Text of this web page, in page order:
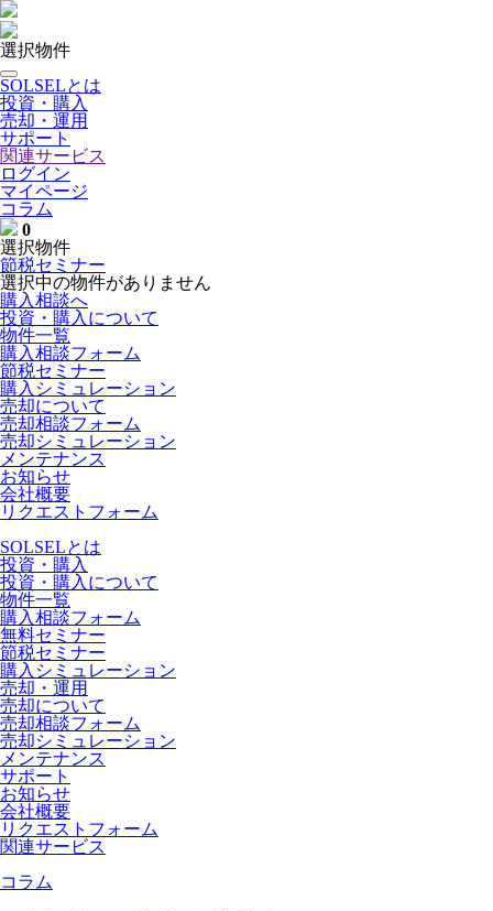
選択物件
SOLSELとは
投資・購入
売却・運用
サポート
関連サービス
ログイン
マイページ
コラム
0
選択物件
節税セミナー
選択中の物件がありません
購入相談へ
投資・購入について
物件一覧
購入相談フォーム
節税セミナー
購入シミュレーション
売却について
売却相談フォーム
売却シミュレーション
メンテナンス
お知らせ
会社概要
リクエストフォーム
SOLSELとは
投資・購入
投資・購入について
物件一覧
購入相談フォーム
無料セミナー
節税セミナー
購入シミュレーション
売却・運用
売却について
売却相談フォーム
売却シミュレーション
メンテナンス
サポート
お知らせ
会社概要
リクエストフォーム
関連サービス
コラム